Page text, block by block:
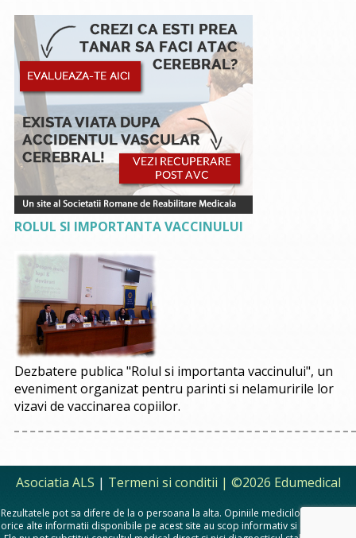
ROLUL SI IMPORTANTA VACCINULUI
Dezbatere publica "Rolul si importanta vaccinului", un
eveniment organizat pentru parinti si nelamuririle lor
vizavi de vaccinarea copiilor.
Asociatia ALS | Termeni si conditii | ©2026 Edumedical
Rezultatele pot sa difere de la o persoana la alta. Opiniile medicilor, sfaturile si
orice alte informatii disponibile pe acest site au scop informativ si educational.